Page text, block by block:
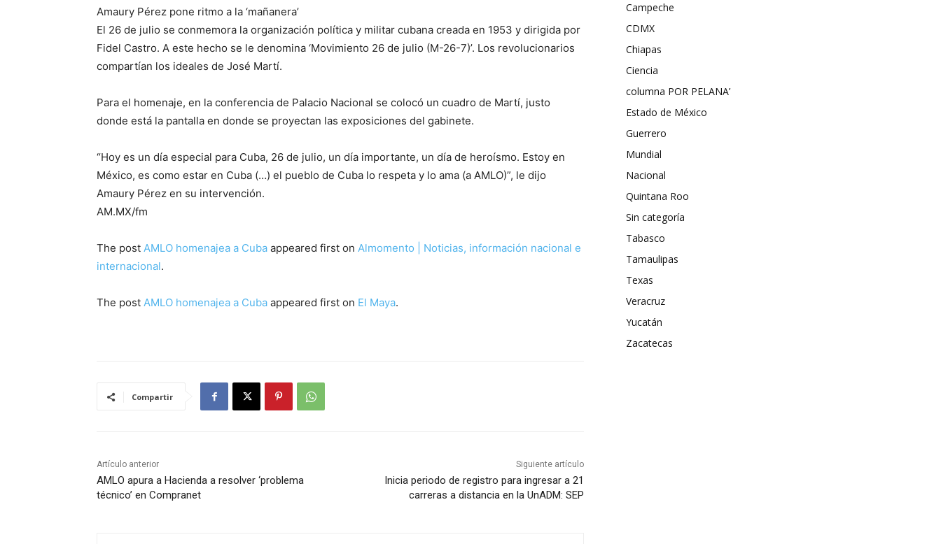
Amaury Pérez pone ritmo a la ‘mañanera’
El 26 de julio se conmemora la organización política y militar cubana creada en 1953 y dirigida por
Fidel Castro. A este hecho se le denomina ‘Movimiento 26 de julio (M-26-7)’. Los revolucionarios
compartían los ideales de José Martí.
Para el homenaje, en la conferencia de Palacio Nacional se colocó un cuadro de Martí, justo
donde está la pantalla en donde se proyectan las exposiciones del gabinete.
“Hoy es un día especial para Cuba, 26 de julio, un día importante, un día de heroísmo. Estoy en
México, es como estar en Cuba (…) el pueblo de Cuba lo respeta y lo ama (a AMLO)”, le dijo
Amaury Pérez en su intervención.
AM.MX/fm
The post AMLO homenajea a Cuba appeared first on Almomento | Noticias, información nacional e
internacional.
The post AMLO homenajea a Cuba appeared first on El Maya.
Compartir
Artículo anterior
AMLO apura a Hacienda a resolver ‘problema
técnico’ en Compranet
Siguiente artículo
Inicia periodo de registro para ingresar a 21
carreras a distancia en la UnADM: SEP
Campeche
CDMX
Chiapas
Ciencia
columna POR PELANA’
Estado de México
Guerrero
Mundial
Nacional
Quintana Roo
Sin categoría
Tabasco
Tamaulipas
Texas
Veracruz
Yucatán
Zacatecas